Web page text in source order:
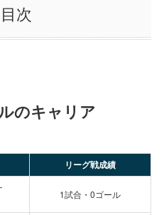
目次
のキャリア
リーグ戦成績
1試合・0ゴール